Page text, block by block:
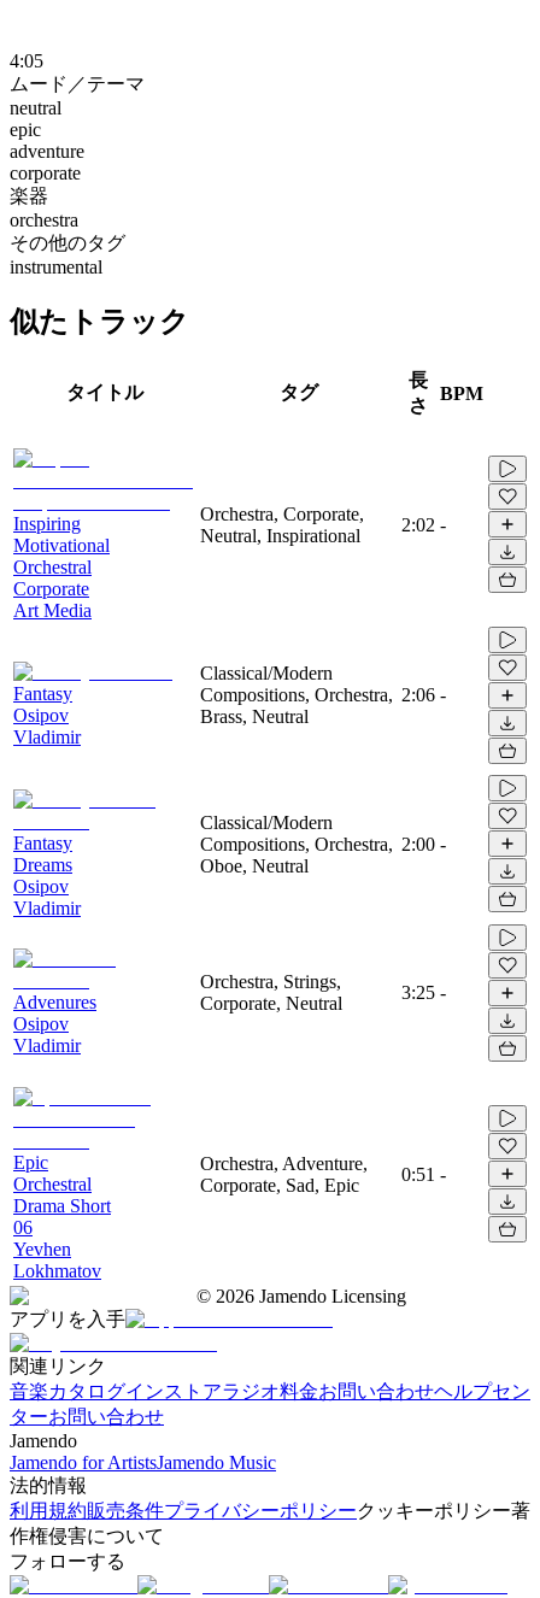
4:05
ムード／テーマ
neutral
epic
adventure
corporate
楽器
orchestra
その他のタグ
instrumental
似たトラック
タイトル タグ
長
さ
BPM
Inspiring
Motivational
Orchestral
Corporate
Art Media
Orchestra, Corporate,
Neutral, Inspirational
2:02 -
Fantasy
Osipov
Vladimir
Classical/Modern
Compositions, Orchestra,
Brass, Neutral
2:06 -
Fantasy
Dreams
Osipov
Vladimir
Classical/Modern
Compositions, Orchestra,
Oboe, Neutral
2:00 -
Advenures
Osipov
Vladimir
Orchestra, Strings,
Corporate, Neutral
3:25 -
Epic
Orchestral
Drama Short
06
Yevhen
Lokhmatov
Orchestra, Adventure,
Corporate, Sad, Epic
0:51 -
© 2026 Jamendo Licensing
アプリを入手
関連リンク
音楽カタログインストアラジオ料金お問い合わせヘルプセン
ターお問い合わせ
Jamendo
Jamendo for ArtistsJamendo Music
法的情報
利用規約販売条件プライバシーポリシークッキーポリシー著
作権侵害について
フォローする